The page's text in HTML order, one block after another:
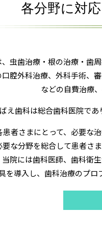
各分野に対
虫歯治療・根の治療・歯
腔外科治療、外科手術、
などの自費治療
え歯科は総合歯科医院であ
患者さまにとって、必要な
な分野を総合して患者さ
当院には歯科医師、歯科衛
を導入し、歯科治療のプロ